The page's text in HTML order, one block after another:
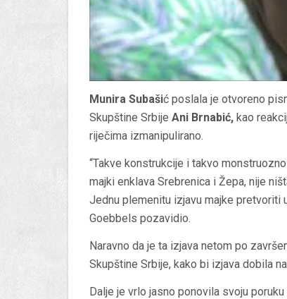
Munira Subašić poslala je otvoreno
Skupštine Srbije Ani Brnabić, kao
riječima izmanipulirano.
“Takve konstrukcije i takvo
majki enklava Srebrenica i Žepa, nije
Jednu plemenitu izjavu majke pretvoriti
Goebbels pozavidio.
Naravno da je ta izjava netom po
Skupštine Srbije, kako bi izjava dobila
Dalje je vrlo jasno ponovila svoju